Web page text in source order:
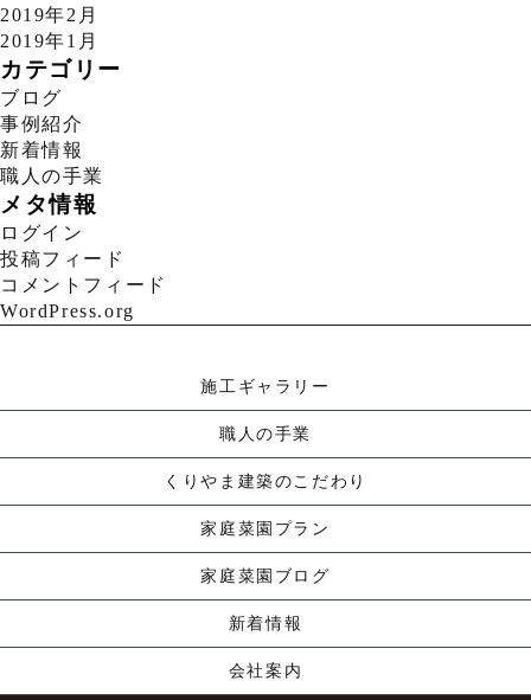
2019年2月
2019年1月
カテゴリー
ブログ
事例紹介
新着情報
職人の手業
メタ情報
ログイン
投稿フィード
コメントフィード
WordPress.org
施工ギャラリー
職人の手業
くりやま建築のこだわり
家庭菜園プラン
家庭菜園ブログ
新着情報
会社案内